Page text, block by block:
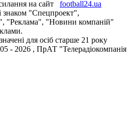
на сайт
football24.ua
знаком "Спецпроект",
"Реклама", "Новини компаній"
для осіб старше 21 року
- 2026 , ПрАТ "Телерадіокомпанія